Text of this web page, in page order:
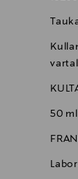
50 ml